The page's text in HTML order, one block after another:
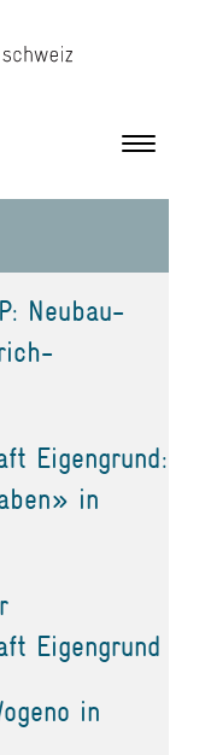
Toggle
Neubau-
Eigengrund:
in
Eigengrund
in